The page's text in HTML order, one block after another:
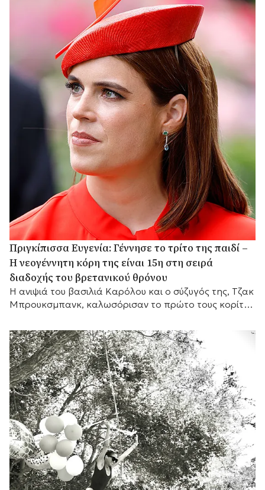
Πριγκίπισσα Ευγενία: Γέννησε το τρίτο της παιδί –
Η νεογέννητη κόρη της είναι 15η στη σειρά
διαδοχής του βρετανικού θρόνου
Η ανιψιά του βασιλιά Καρόλου και ο σύζυγός της, Τζακ
Μπρουκσμπανκ, καλωσόρισαν το πρώτο τους κορίτσι,
διαδοχής του βρετανικού θρόνου.